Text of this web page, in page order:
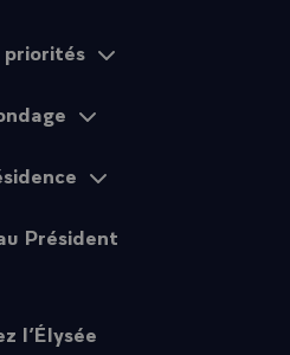
priorités
Président
l’Élysée